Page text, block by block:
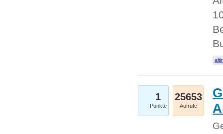
1
Punkte
25653
Aufrufe